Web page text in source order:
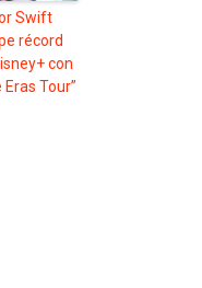
Swift
récord
con
Eras Tour”